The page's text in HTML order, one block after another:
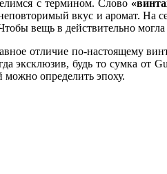
с термином. Слово
вкус и аромат. На
вещь в действительно
отличие по-настоящему
эксклюзив, будь то сумка от
можно определить эпоху.